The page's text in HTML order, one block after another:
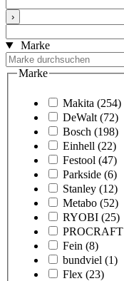
›
Marke
Marke
Makita (254)
DeWalt (72)
Bosch (198)
Einhell (22)
Festool (47)
Parkside (6)
Stanley (12)
Metabo (52)
RYOBI (25)
PROCRAFT
Fein (8)
bundviel (1)
Flex (23)